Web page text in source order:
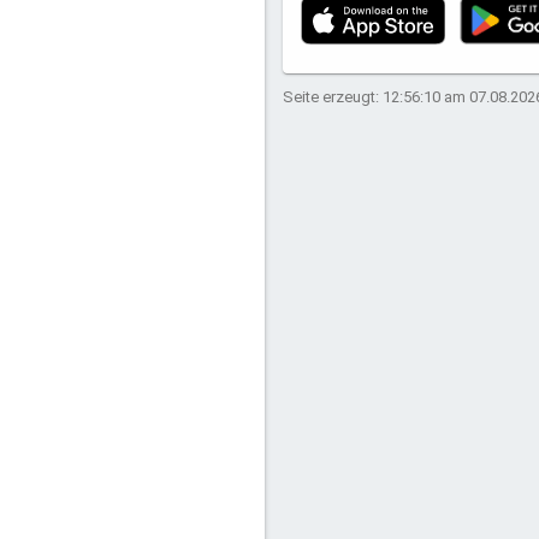
Seite erzeugt: 12:56:10 am